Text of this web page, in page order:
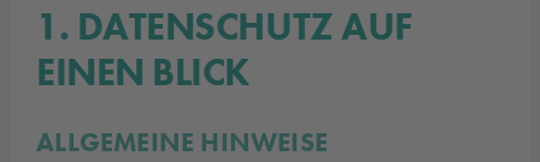
1. DATENSCHUTZ AUF
EINEN BLICK
ALLGEMEINE HINWEISE